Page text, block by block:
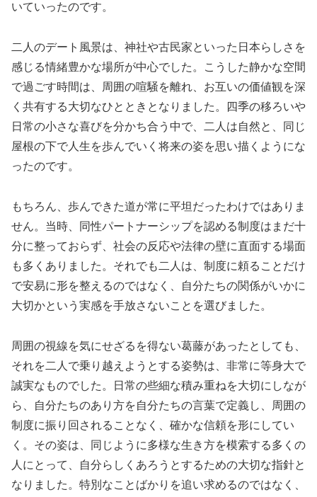
いていったのです。
二人のデート風景は、神社や古民家といった日本らしさを
感じる情緒豊かな場所が中心でした。こうした静かな空間
で過ごす時間は、周囲の喧騒を離れ、お互いの価値観を深
く共有する大切なひとときとなりました。四季の移ろいや
日常の小さな喜びを分かち合う中で、二人は自然と、同じ
屋根の下で人生を歩んでいく将来の姿を思い描くようにな
ったのです。
もちろん、歩んできた道が常に平坦だったわけではありま
せん。当時、同性パートナーシップを認める制度はまだ十
分に整っておらず、社会の反応や法律の壁に直面する場面
も多くありました。それでも二人は、制度に頼ることだけ
で安易に形を整えるのではなく、自分たちの関係がいかに
大切かという実感を手放さないことを選びました。
周囲の視線を気にせざるを得ない葛藤があったとしても、
それを二人で乗り越えようとする姿勢は、非常に等身大で
誠実なものでした。日常の些細な積み重ねを大切にしなが
ら、自分たちのあり方を自分たちの言葉で定義し、周囲の
制度に振り回されることなく、確かな信頼を形にしてい
く。その姿は、同じように多様な生き方を模索する多くの
人にとって、自分らしくあろうとするための大切な指針と
なりました。特別なことばかりを追い求めるのではなく、